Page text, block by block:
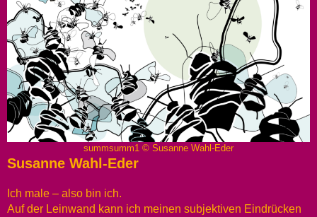
summsumm1 © Susanne Wahl-Eder
Susanne Wahl-Eder
Ich male – also bin ich.
Auf der Leinwand kann ich meinen subjektiven Eindrücken